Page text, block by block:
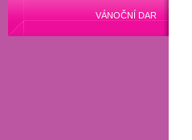
VÁNOČNÍ DAR